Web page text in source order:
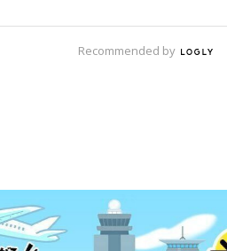
Recommended by